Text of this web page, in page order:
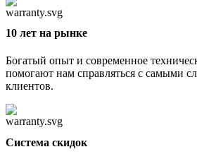
10 лет на рынке
Богатый опыт и современное
помогают нам справляться с самыми
клиентов.
Cистема скидок